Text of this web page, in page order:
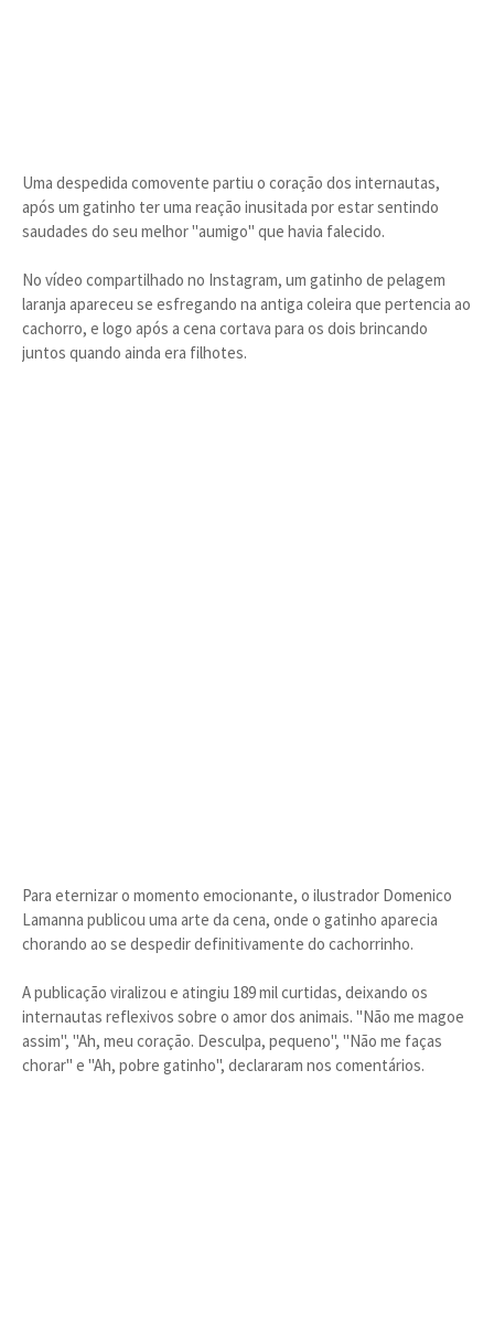
Uma despedida comovente partiu o coração dos internautas,
após um gatinho ter uma reação inusitada por estar sentindo
saudades do seu melhor "aumigo" que havia falecido.
No vídeo compartilhado no Instagram, um gatinho de pelagem
laranja apareceu se esfregando na antiga coleira que pertencia ao
cachorro, e logo após a cena cortava para os dois brincando
juntos quando ainda era filhotes.
Para eternizar o momento emocionante, o ilustrador Domenico
Lamanna publicou uma arte da cena, onde o gatinho aparecia
chorando ao se despedir definitivamente do cachorrinho.
A publicação viralizou e atingiu 189 mil curtidas, deixando os
internautas reflexivos sobre o amor dos animais. "Não me magoe
assim", "Ah, meu coração. Desculpa, pequeno", "Não me faças
chorar" e "Ah, pobre gatinho", declararam nos comentários.